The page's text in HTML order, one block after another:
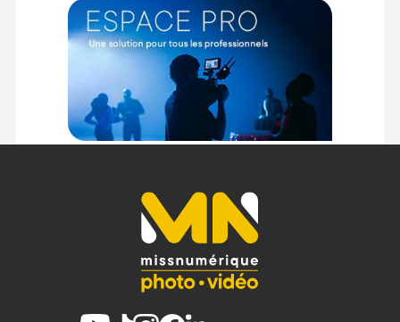
(2) Nombre de points Fidélité estimés, hors remises au panier, basé
sur le prix TTC en €, les points seront effectivement calculés dans le